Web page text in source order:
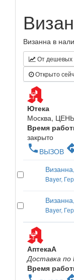
Визанна в
От дешевых
Открыто
Ютека
Москва,
Время
закрыто
phone ВЫЗОВ
Bayer,
Bayer,
АптекаА
Доставка по
Время